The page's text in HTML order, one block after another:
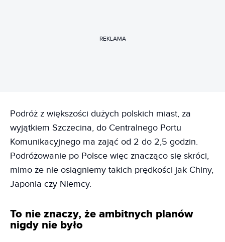
REKLAMA
Podróż z większości dużych polskich miast, za
wyjątkiem Szczecina, do Centralnego Portu
Komunikacyjnego ma zająć od 2 do 2,5 godzin.
Podróżowanie po Polsce więc znacząco się skróci,
mimo że nie osiągniemy takich prędkości jak Chiny,
Japonia czy Niemcy.
To nie znaczy, że ambitnych planów
nigdy nie było